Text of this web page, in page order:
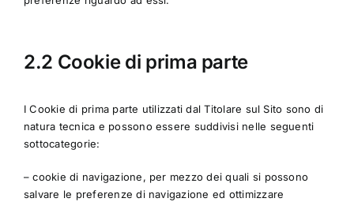
2.2 Cookie di prima parte
I Cookie di prima parte utilizzati dal Titolare sul Sito sono di
natura tecnica e possono essere suddivisi nelle seguenti
sottocategorie:
– cookie di navigazione, per mezzo dei quali si possono
salvare le preferenze di navigazione ed ottimizzare